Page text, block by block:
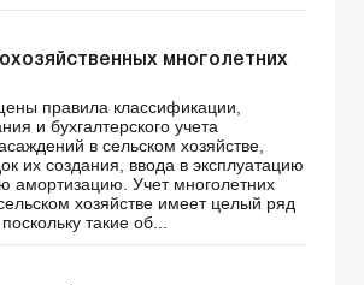
многолетних
правила классификации,
и бухгалтерского учета
в сельском хозяйстве,
их создания, ввода в эксплуатацию
амортизацию. Учет многолетних
хозяйстве имеет целый ряд
такие об...